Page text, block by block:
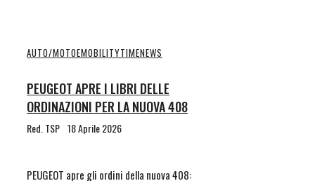
AUTO/MOTOEMOBILITYTIMENEWS
PEUGEOT APRE I LIBRI DELLE
ORDINAZIONI PER LA NUOVA 408
Red. TSP 18 Aprile 2026
PEUGEOT apre gli ordini della nuova 408: